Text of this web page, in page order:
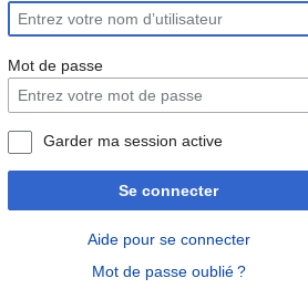
Mot de passe
Garder ma session active
Se connecter
Aide pour se connecter
Mot de passe oublié ?